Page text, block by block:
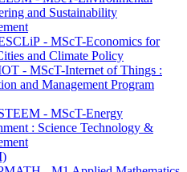
and Sustainability
- MScT-Economics for
and Climate Policy
- MScT-Internet of Things :
and Management Program
- MScT-Energy
: Science Technology &